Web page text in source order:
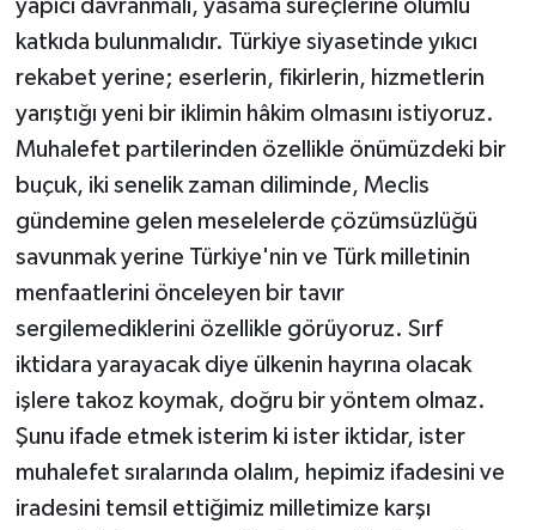
yapıcı davranmalı, yasama süreçlerine olumlu
katkıda bulunmalıdır. Türkiye siyasetinde yıkıcı
rekabet yerine; eserlerin, fikirlerin, hizmetlerin
yarıştığı yeni bir iklimin hâkim olmasını istiyoruz.
Muhalefet partilerinden özellikle önümüzdeki bir
buçuk, iki senelik zaman diliminde, Meclis
gündemine gelen meselelerde çözümsüzlüğü
savunmak yerine Türkiye'nin ve Türk milletinin
menfaatlerini önceleyen bir tavır
sergilemediklerini özellikle görüyoruz. Sırf
iktidara yarayacak diye ülkenin hayrına olacak
işlere takoz koymak, doğru bir yöntem olmaz.
Şunu ifade etmek isterim ki ister iktidar, ister
muhalefet sıralarında olalım, hepimiz ifadesini ve
iradesini temsil ettiğimiz milletimize karşı